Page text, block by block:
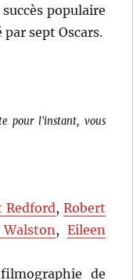
populaire
sept Oscars.
pour l'instant, vous
Redford, Robert
, Eileen
de